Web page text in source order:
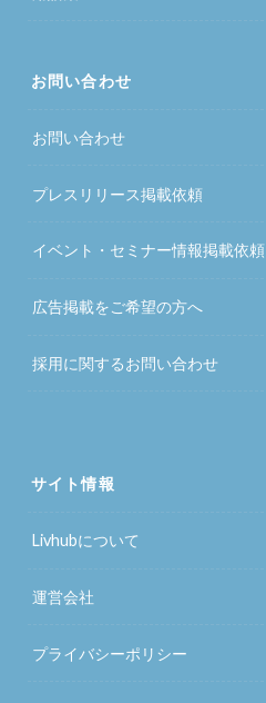
お問い合わせ
お問い合わせ
プレスリリース掲載依頼
イベント・セミナー情報掲載依頼
広告掲載をご希望の方へ
採用に関するお問い合わせ
サイト情報
Livhubについて
運営会社
プライバシーポリシー